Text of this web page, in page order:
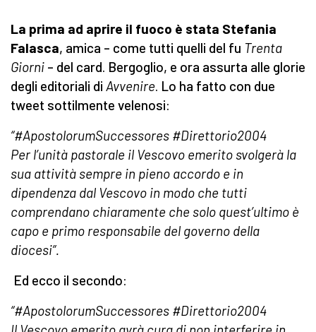
La prima ad aprire il fuoco è stata Stefania
Falasca, amica – come tutti quelli del fu Trenta
Giorni – del card. Bergoglio, e ora assurta alle glorie
degli editoriali di Avvenire. Lo ha fatto con due
tweet sottilmente velenosi:
“#ApostolorumSuccessores #Direttorio2004
Per l’unità pastorale il Vescovo emerito svolgerà la
sua attività sempre in pieno accordo e in
dipendenza dal Vescovo in modo che tutti
comprendano chiaramente che solo quest’ultimo è
capo e primo responsabile del governo della
diocesi”.
Ed ecco il secondo:
“#ApostolorumSuccessores #Direttorio2004